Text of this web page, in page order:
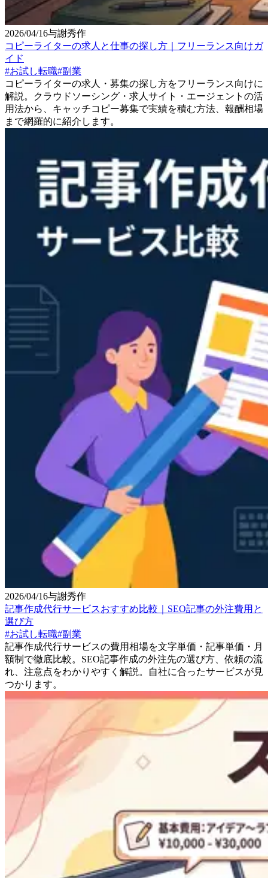
2026/04/16与謝秀作
コピーライターの求人と仕事の探し方｜フリーランス向けガ
イド
#お試し転職#副業
コピーライターの求人・募集の探し方をフリーランス向けに
解説。クラウドソーシング・求人サイト・エージェントの活
用法から、キャッチコピー募集で実績を積む方法、報酬相場
まで網羅的に紹介します。
2026/04/16与謝秀作
記事作成代行サービスおすすめ比較｜SEO記事の外注費用と
選び方
#お試し転職#副業
記事作成代行サービスの費用相場を文字単価・記事単価・月
額制で徹底比較。SEO記事作成の外注先の選び方、依頼の流
れ、注意点をわかりやすく解説。自社に合ったサービスが見
つかります。